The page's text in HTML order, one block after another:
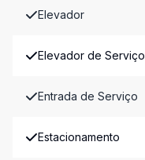
Elevador
Elevador de Serviço
Entrada de Serviço
Estacionamento